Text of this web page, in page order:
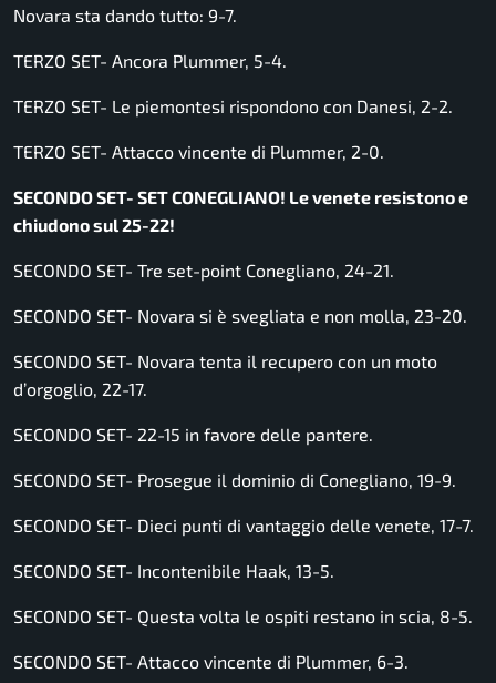
Novara sta dando tutto: 9-7.
TERZO SET- Ancora Plummer, 5-4.
TERZO SET- Le piemontesi rispondono con Danesi, 2-2.
TERZO SET- Attacco vincente di Plummer, 2-0.
SECONDO SET- SET CONEGLIANO! Le venete resistono e
chiudono sul 25-22!
SECONDO SET- Tre set-point Conegliano, 24-21.
SECONDO SET- Novara si è svegliata e non molla, 23-20.
SECONDO SET- Novara tenta il recupero con un moto
d’orgoglio, 22-17.
SECONDO SET- 22-15 in favore delle pantere.
SECONDO SET- Prosegue il dominio di Conegliano, 19-9.
SECONDO SET- Dieci punti di vantaggio delle venete, 17-7.
SECONDO SET- Incontenibile Haak, 13-5.
SECONDO SET- Questa volta le ospiti restano in scia, 8-5.
SECONDO SET- Attacco vincente di Plummer, 6-3.